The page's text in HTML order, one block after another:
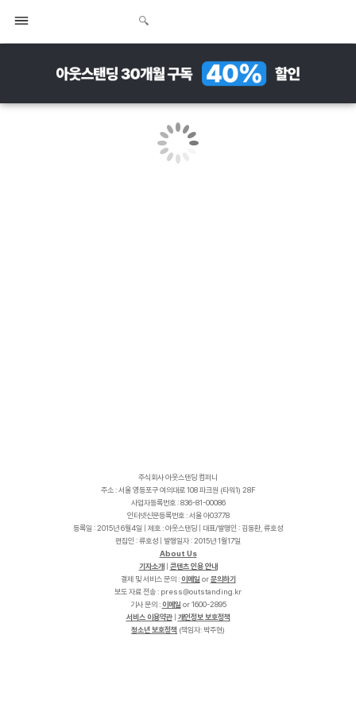
주식회사 아웃스탠딩 컴퍼니
주소 : 서울 영등포구 여의대로 108 파크원 (타워1) 28F
사업자등록번호 : 836-81-00086
인터넷신문등록번호 : 서울 아03778
등록일 : 2015년 6월4일 | 제호 : 아웃스탠딩 | 대표/발행인 : 김동환, 류호성
편집인 : 류호성 | 발행일자 : 2015년 1월17일
About Us
기자소개
콘텐츠 인용 안내
결제 및 서비스 문의 : 이메일 or문의하기
보도 자료 전송 :
r
k
.
g
n
i
d
n
a
t
s
t
u
o
@
s
s
e
r
p
기사 문의 : 이메일 or 1600-2895
서비스 이용약관| 개인정보 보호정책
청소년 보호정책 (책임자: 박주현)